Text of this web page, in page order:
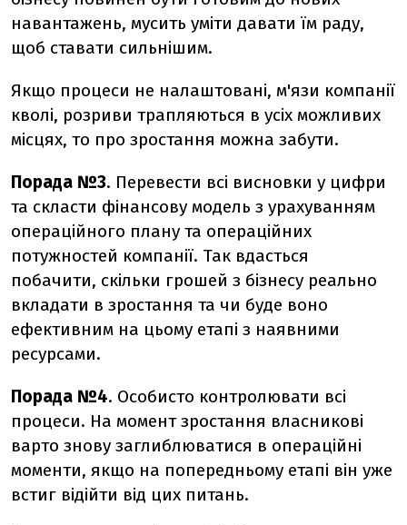
навантажень, мусить уміти давати їм раду,
щоб ставати сильнішим.
Якщо процеси не налаштовані, м'язи компанії
кволі, розриви трапляються в усіх можливих
місцях, то про зростання можна забути.
Порада №3. Перевести всі висновки у цифри
та скласти фінансову модель з урахуванням
операційного плану та операційних
потужностей компанії. Так вдасться
побачити, скільки грошей з бізнесу реально
вкладати в зростання та чи буде воно
ефективним на цьому етапі з наявними
ресурсами.
Порада №4. Особисто контролювати всі
процеси. На момент зростання власникові
варто знову заглиблюватися в операційні
моменти, якщо на попередньому етапі він уже
встиг відійти від цих питань.